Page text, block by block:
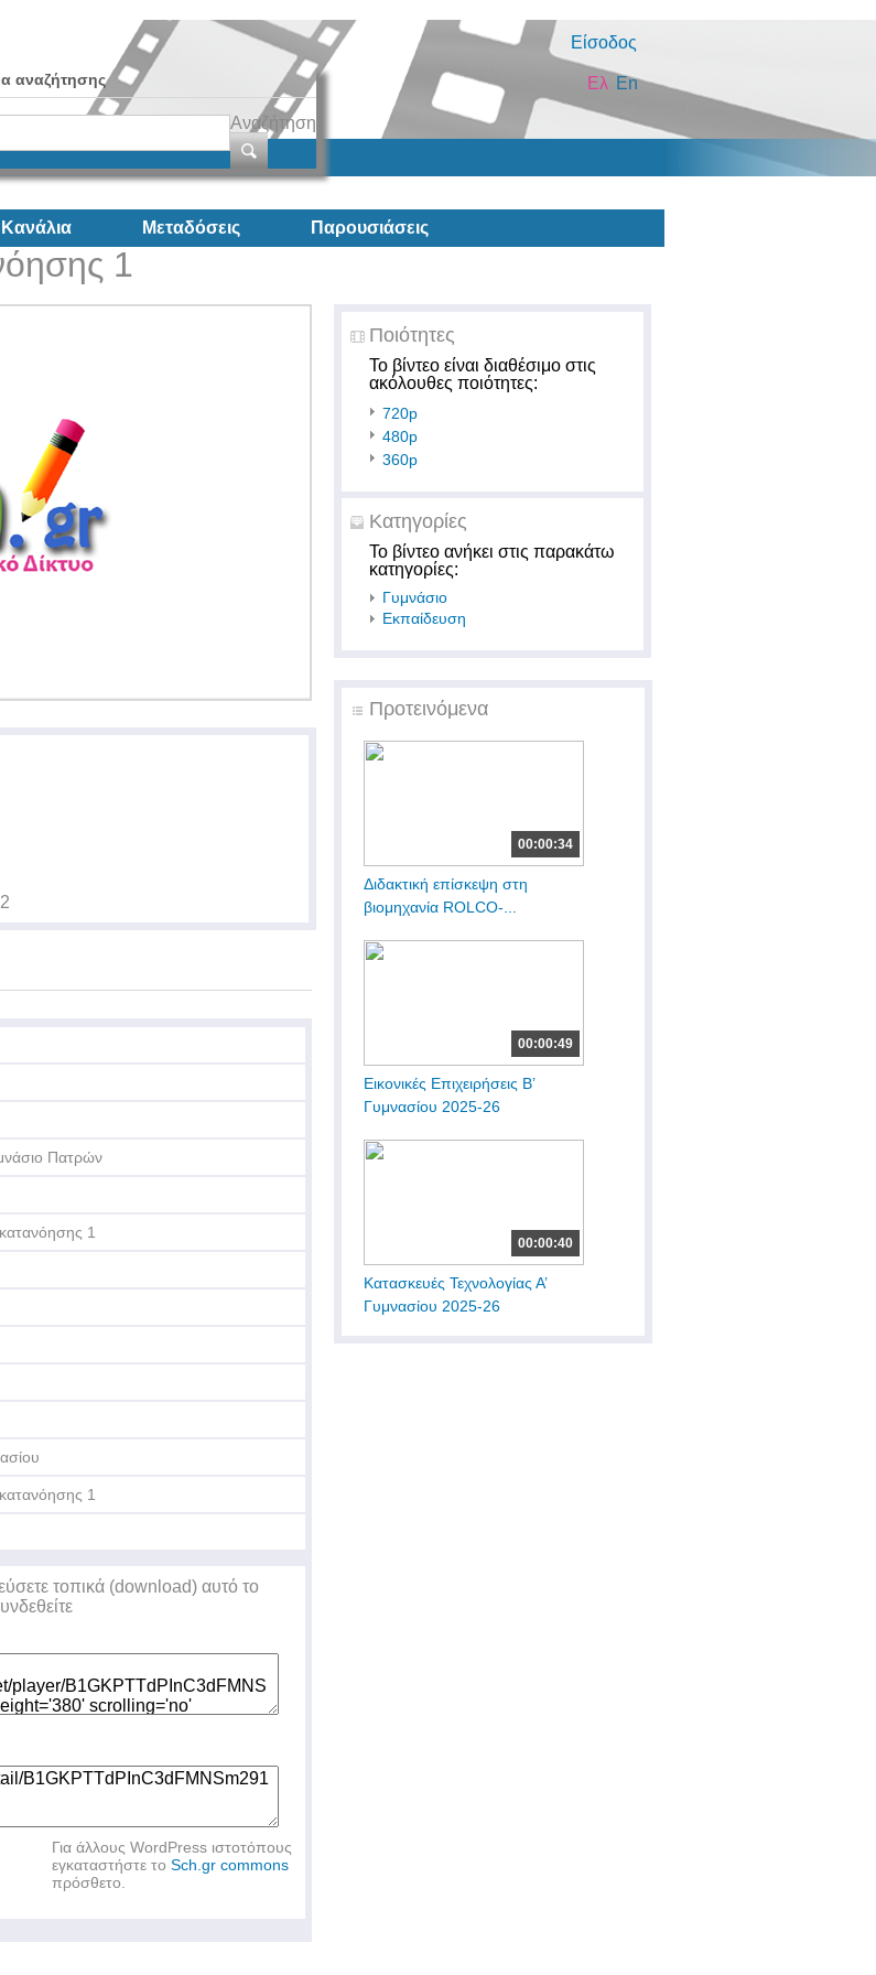
Είσοδος
αναζήτησης
Αναζήτηση
En
Ελ
Κανάλια Μεταδόσεις Παρουσιάσεις
1
Ποιότητες
Το βίντεο είναι διαθέσιμο στις
ακόλουθες ποιότητες:
720p
480p
360p
Κατηγορίες
Το βίντεο ανήκει στις παρακάτω
κατηγορίες:
Γυμνάσιο
Εκπαίδευση
Προτεινόμενα
00:00:34
Διδακτική επίσκεψη στη
βιομηχανία ROLCO-...
00:00:49
Εικονικές Επιχειρήσεις Β’
Γυμνασίου 2025-26
00:00:40
Κατασκευές Τεχνολογίας Α’
Γυμνασίου 2025-26
Πατρών
1
1
τοπικά (download) αυτό το
Για άλλους WordPress ιστοτόπους
εγκαταστήστε το Sch.gr commons
πρόσθετο.